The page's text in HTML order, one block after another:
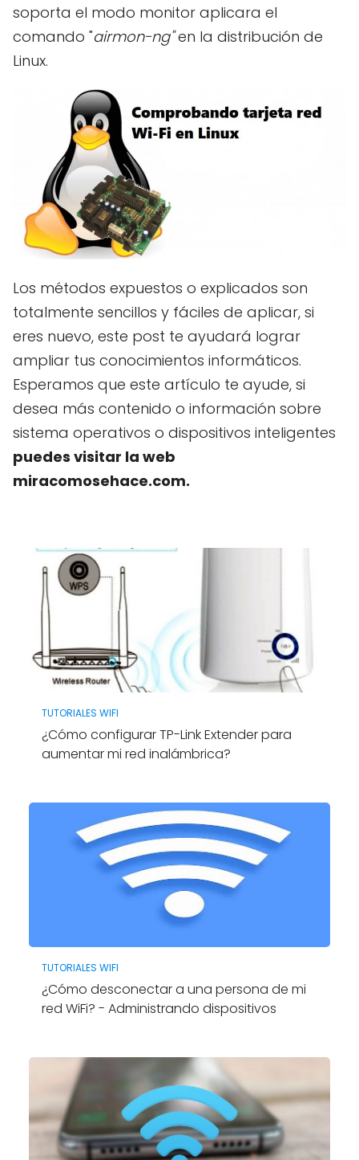
soporta el modo monitor aplicara el
comando "airmon-ng"en la distribución de
Linux.
Los métodos expuestos o explicados son
totalmente sencillos y fáciles de aplicar, si
eres nuevo, este post te ayudará lograr
ampliar tus conocimientos informáticos.
Esperamos que este artículo te ayude, si
desea más contenido o información sobre
sistema operativos o dispositivos inteligentes
puedes visitar la web
miracomosehace.com.
TUTORIALES WIFI
¿Cómo configurar TP-Link Extender para
aumentar mi red inalámbrica?
TUTORIALES WIFI
¿Cómo desconectar a una persona de mi
red WiFi? - Administrando dispositivos